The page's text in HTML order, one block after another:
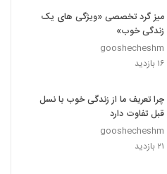
میز گرد تخصصی «ویژگی های یک
زندگی خوب»
gooshecheshm
۱۶ بازدید
چرا تعریف ما از زندگی خوب با نسل
قبل تفاوت دارد
gooshecheshm
۲۱ بازدید